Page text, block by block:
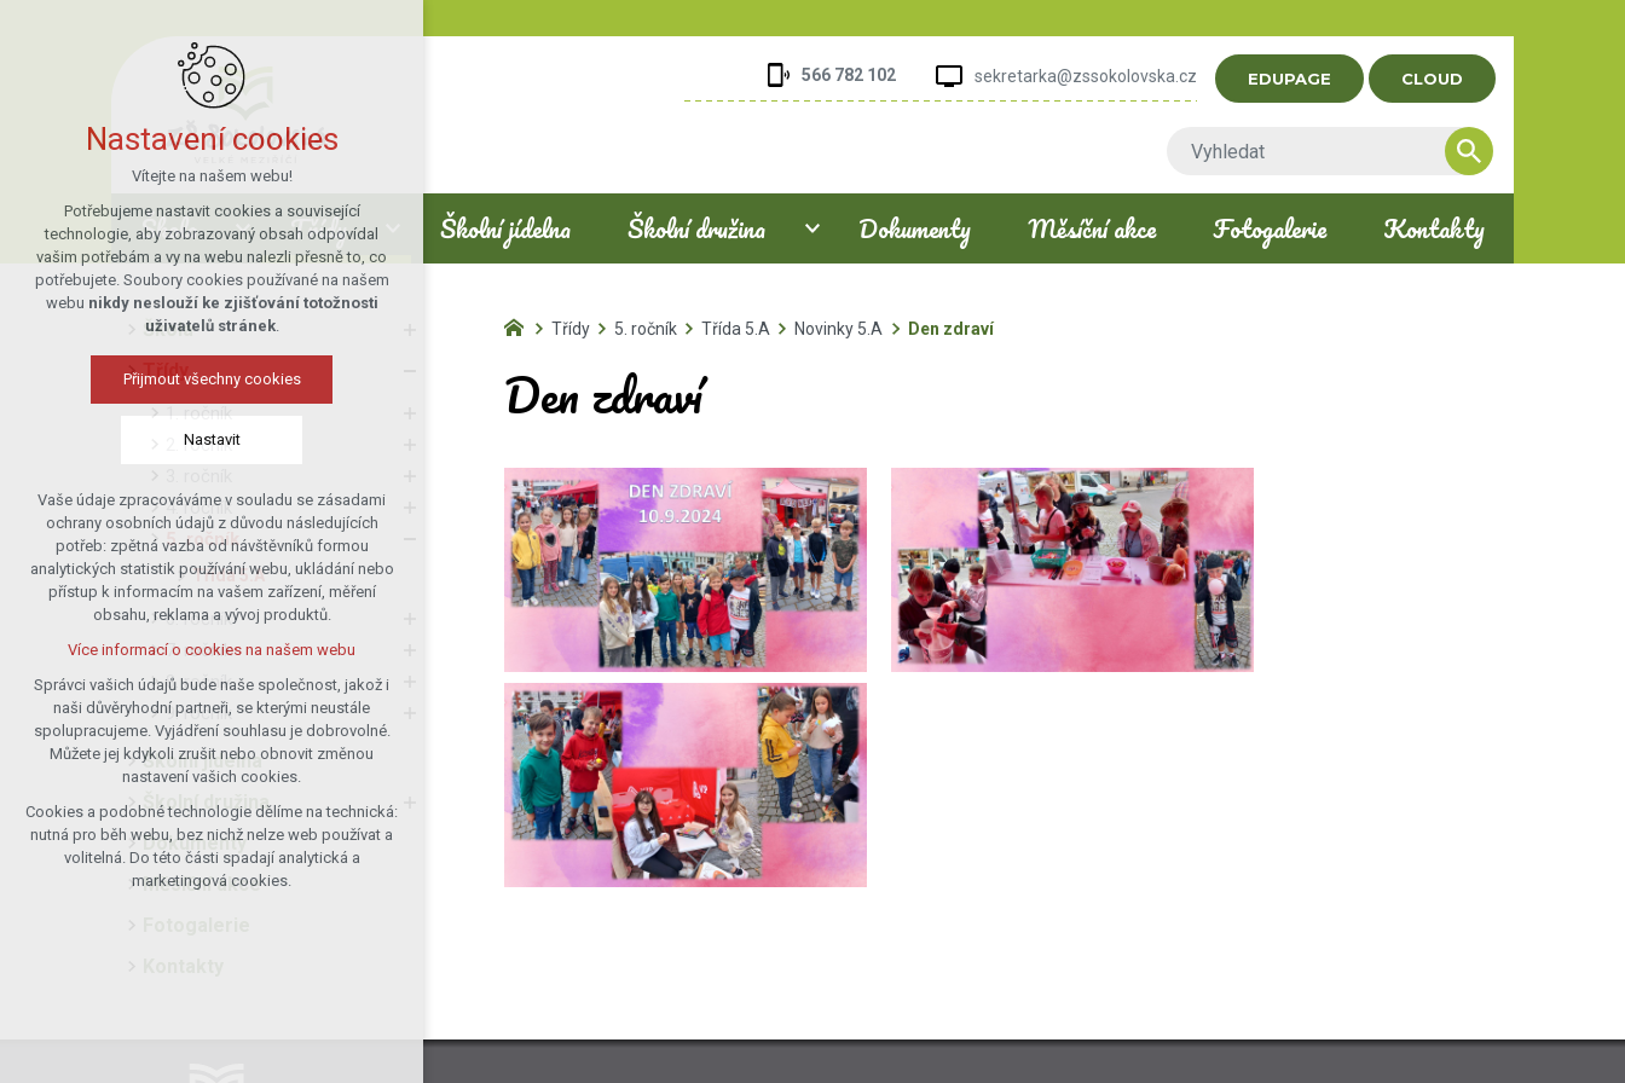
566 782 102 sekretarka@zssokolovska.cz EDUPAGE CLOUD
Škola Třídy Školní jídelna Školní družina Dokumenty Měsíční akce Fotogalerie Kontakty
Škola
Třídy
1. ročník
2. ročník
4. ročník
5. ročník
Třída 5.A
6. ročník
7. ročník
8. ročník
9. ročník
Školní jídelna
Školní družina
Dokumenty
Měsíční akce
Třídy 5. ročník Třída 5.A Novinky 5.A Den zdraví
Den zdraví
Nastavení cookies
Vítejte na našem webu!
Potřebujeme nastavit cookies a související
technologie, aby zobrazovaný obsah odpovídal
vašim potřebám a vy na webu nalezli přesně to, co
potřebujete. Soubory cookies používané na našem
webu nikdy neslouží ke zjišťování totožnosti
uživatelů stránek.
Přijmout všechny cookies
Nastavit
Technická cookies
nutná pro provozování webu
udržení kontextu stránek (session):
případná přihlášení, volby jazyka, apod.
Volitelná cookies
analytická pro anonymizované
vyhodnocení návštěvnosti
marketingová cookies (Google)
Více informací o cookies na našem webu
Přijmout všechny cookies
Odmítnout vše
Vaše údaje zpracováváme v souladu se zásadami
ochrany osobních údajů z důvodu následujících
potřeb: zpětná vazba od návštěvníků formou
analytických statistik používání webu, ukládání nebo
přístup k informacím na vašem zařízení, měření
obsahu, reklama a vývoj produktů.
Více informací o cookies na našem webu
Správci vašich údajů bude naše společnost, jakož i
naši důvěryhodní partneři, se kterými neustále
spolupracujeme. Vyjádření souhlasu je dobrovolné.
Můžete jej kdykoli zrušit nebo obnovit změnou
nastavení vašich cookies.
Cookies a podobné technologie dělíme na technická:
nutná pro běh webu, bez nichž nelze web používat a
volitelná. Do této části spadají analytická a
marketingová cookies.